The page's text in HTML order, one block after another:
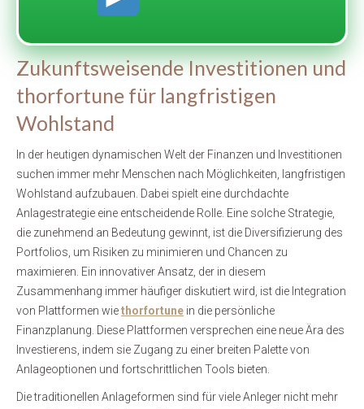
Zukunftsweisende Investitionen und
thorfortune für langfristigen
Wohlstand
In der heutigen dynamischen Welt der Finanzen und Investitionen
suchen immer mehr Menschen nach Möglichkeiten, langfristigen
Wohlstand aufzubauen. Dabei spielt eine durchdachte
Anlagestrategie eine entscheidende Rolle. Eine solche Strategie,
die zunehmend an Bedeutung gewinnt, ist die Diversifizierung des
Portfolios, um Risiken zu minimieren und Chancen zu
maximieren. Ein innovativer Ansatz, der in diesem
Zusammenhang immer häufiger diskutiert wird, ist die Integration
von Plattformen wiethorfortune in die persönliche
Finanzplanung. Diese Plattformen versprechen eine neue Ära des
Investierens, indem sie Zugang zu einer breiten Palette von
Anlageoptionen und fortschrittlichen Tools bieten.
Die traditionellen Anlageformen sind für viele Anleger nicht mehr